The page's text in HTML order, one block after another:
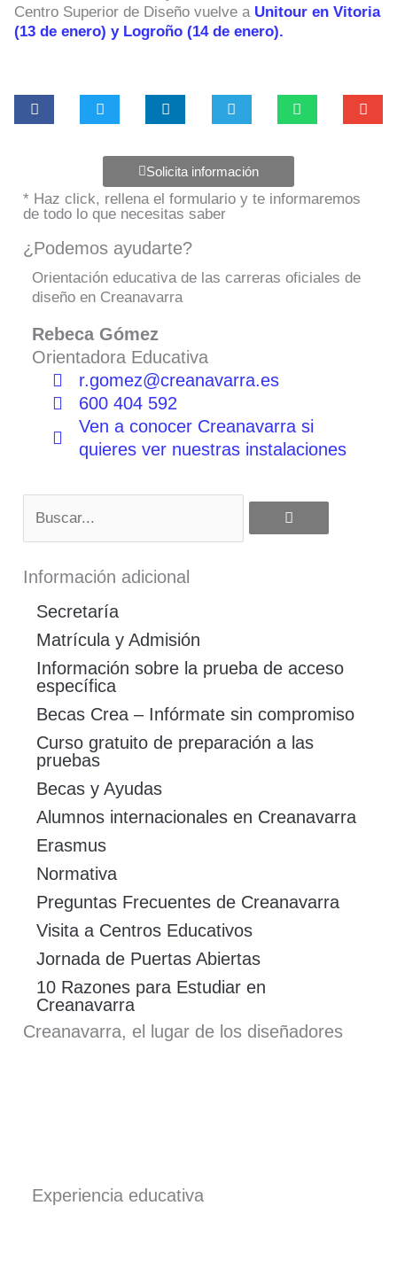
Centro Superior de Diseño vuelve a Unitour en Vitoria
(13 de enero) y Logroño (14 de enero).
Solicita información
* Haz click, rellena el formulario y te informaremos
de todo lo que necesitas saber
¿Podemos ayudarte?
Orientación educativa de las carreras oficiales de
diseño en Creanavarra
Rebeca Gómez
Orientadora Educativa
r.gomez@creanavarra.es
600 404 592
Ven a conocer Creanavarra si
quieres ver nuestras instalaciones
Información adicional
Secretaría
Matrícula y Admisión
Información sobre la prueba de acceso
específica
Becas Crea – Infórmate sin compromiso
Curso gratuito de preparación a las
pruebas
Becas y Ayudas
Alumnos internacionales en Creanavarra
Erasmus
Normativa
Preguntas Frecuentes de Creanavarra
Visita a Centros Educativos
Jornada de Puertas Abiertas
10 Razones para Estudiar en
Creanavarra
Creanavarra, el lugar de los diseñadores
Experiencia educativa